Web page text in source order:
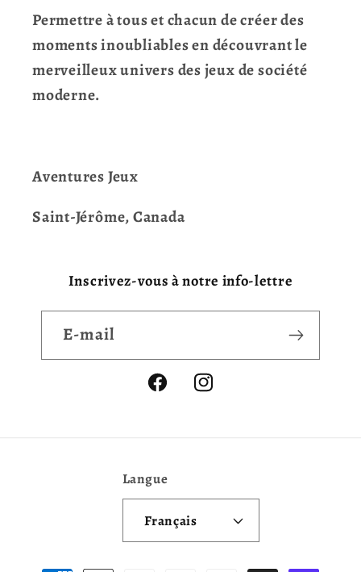
Permettre à tous et chacun de créer des
moments inoubliables en découvrant le
merveilleux univers des jeux de société
moderne.
Aventures Jeux
Saint-Jérôme, Canada
Inscrivez-vous à notre info-lettre
E-mail
FacebookInstagram
Langue
Français